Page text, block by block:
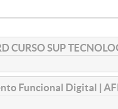
CURSO SUP
Funcional Digital |